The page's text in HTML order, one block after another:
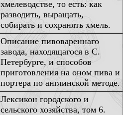
хмелеводстве, то есть: как
разводить, выращать,
собирать и сохранять хмель.
Описание пивовареннаго
завода, находящагося в С.
Петербурге, и способов
приготовления на оном пива и
портера по англинской методе.
Лексикон городского и
сельского хозяйства, том 6.